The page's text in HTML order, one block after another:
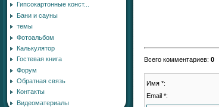
Гипсокартонные конст...
Бани и сауны
темы
Фотоальбом
Калькулятор
Гостевая книга
Форум
Обратная связь
Контакты
Видеоматериалы
Всего комментариев: 0
Имя *:
Email *: